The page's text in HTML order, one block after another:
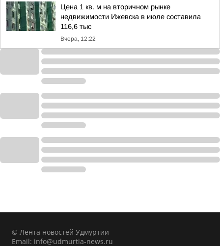
Цена 1 кв. м на вторичном рынке
недвижимости Ижевска в июле составила
116,6 тыс
Вчера, 12:22
© Лента новостей Удмуртии
Email: info@udmurtia-news.ru